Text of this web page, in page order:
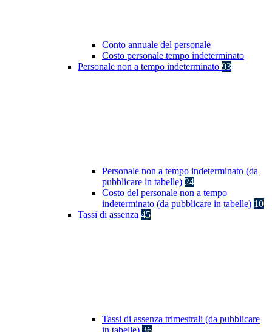
Conto annuale del personale
Costo personale tempo indeterminato
Personale non a tempo indeterminato 93
Personale non a tempo indeterminato (da
pubblicare in tabelle) 24
Costo del personale non a tempo
indeterminato (da pubblicare in tabelle) 10
Tassi di assenza 45
Tassi di assenza trimestrali (da pubblicare